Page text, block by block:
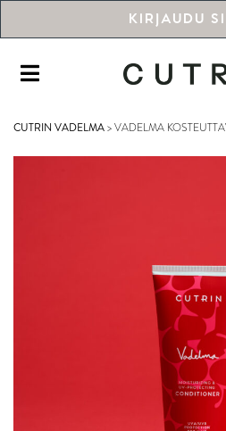
KIRJAUDU
CUTRIN VADELMA>VADELMA